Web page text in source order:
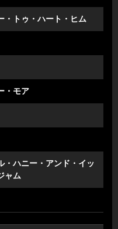
・トゥ・ハート・ヒム
・モア
・ハニー・アンド・イッ
ャム